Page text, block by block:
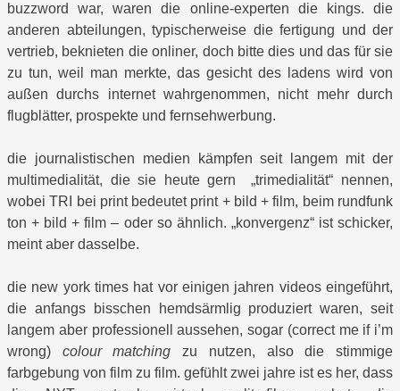
buzzword war, waren die online-experten die kings. die
anderen abteilungen, typischerweise die fertigung und der
vertrieb, beknieten die onliner, doch bitte dies und das für sie
zu tun, weil man merkte, das gesicht des ladens wird von
außen durchs internet wahrgenommen, nicht mehr durch
flugblätter, prospekte und fernsehwerbung.
die journalistischen medien kämpfen seit langem mit der
multimedialität, die sie heute gern „trimedialität“ nennen,
wobei TRI bei print bedeutet print + bild + film, beim rundfunk
ton + bild + film – oder so ähnlich. „konvergenz“ ist schicker,
meint aber dasselbe.
die new york times hat vor einigen jahren videos eingeführt,
die anfangs bisschen hemdsärmlig produziert waren, seit
langem aber professionell aussehen, sogar (correct me if i’m
wrong) colour matching zu nutzen, also die stimmige
farbgebung von film zu film. gefühlt zwei jahre ist es her, dass